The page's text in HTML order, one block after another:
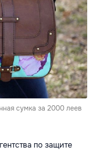
сумка за 2000 леев
по защите